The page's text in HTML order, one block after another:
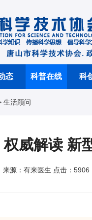
态 科普在线 科
生活顾问
权威解读 新
源：有来医生 点击：5906